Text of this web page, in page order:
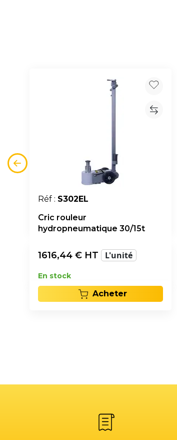
Réf : S302EL
Cric rouleur
hydropneumatique 30/15t
1616,44 € HT L'unité
En stock
Acheter